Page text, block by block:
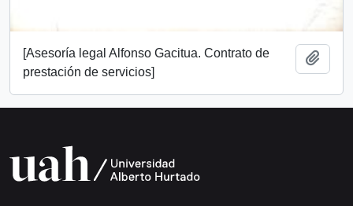
[Asesoría legal Alfonso Gacitua. Contrato de
prestación de servicios]